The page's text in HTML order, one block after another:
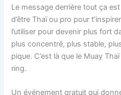
Le message derrière tout ça
d’être Thaï ou pro pour
l’utiliser pour devenir plus fort
plus concentré, plus stable,
pique. C’est là que le Muay
ring.
Un événement gratuit qui